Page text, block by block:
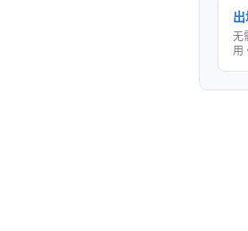
无
用